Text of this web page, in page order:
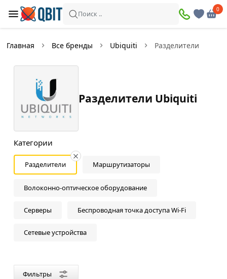
Поиск ..
0
Главная Все бренды Ubiquiti Разделители
Разделители Ubiquiti
Категории
Разделители Маршрутизаторы
Волоконно-оптическое оборудование
Серверы Беспроводная точка доступа Wi-Fi
Сетевые устройства
Фильтры
Фильтры
Цена
—
Китай